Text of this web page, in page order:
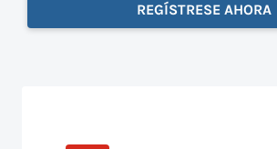
REGÍSTRESE AHORA